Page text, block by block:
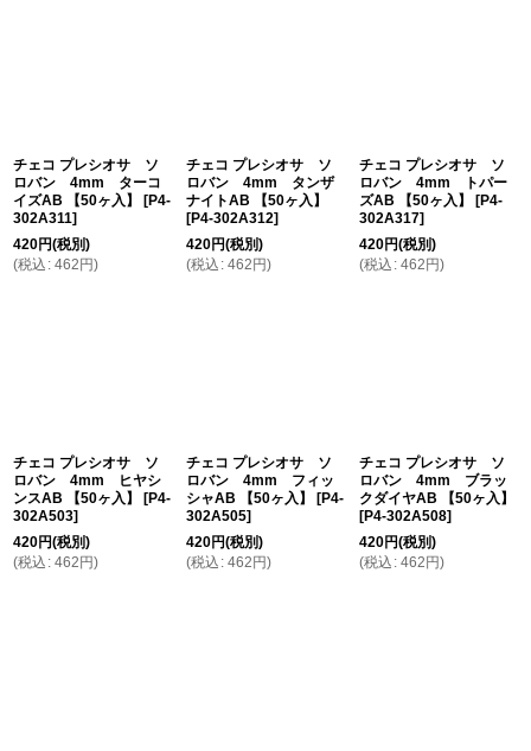
チェコ プレシオサ ソ
ロバン 4mm ターコ
イズAB 【50ヶ入】
[P4-
302A311]
420円(税別)
(税込 : 462 円)
チェコ プレシオサ ソ
ロバン 4mm タンザ
ナイトAB 【50ヶ入】
[P4-302A312]
420円(税別)
(税込 : 462 円)
チェコ プレシオサ ソ
ロバン 4mm トパー
ズAB 【50ヶ入】
[P4-
302A317]
420円(税別)
(税込 : 462 円)
チェコ プレシオサ ソ
ロバン 4mm ヒヤシ
ンスAB 【50ヶ入】
[P4-
302A503]
420円(税別)
(税込 : 462 円)
チェコ プレシオサ ソ
ロバン 4mm フィッ
シャAB 【50ヶ入】
[P4-
302A505]
420円(税別)
(税込 : 462 円)
チェコ プレシオサ ソ
ロバン 4mm ブラッ
クダイヤAB 【50ヶ入】
[P4-302A508]
420円(税別)
(税込 : 462 円)